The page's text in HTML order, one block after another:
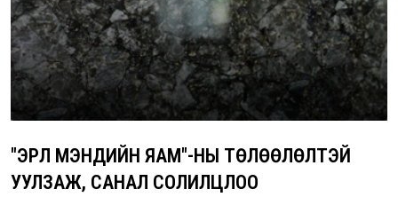
"ЭРҮҮЛ МЭНДИЙН ЯАМ"-НЫ ТӨЛӨӨЛӨЛТЭЙ
УУЛЗАЖ, САНАЛ СОЛИЛЦЛОО